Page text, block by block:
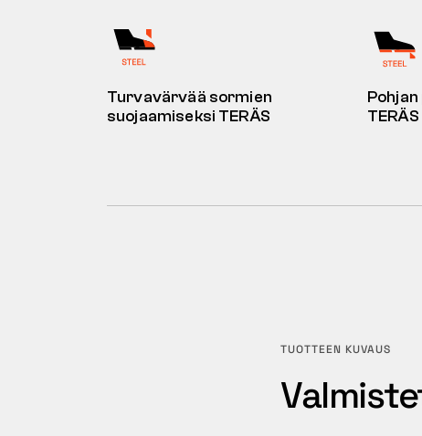
Turvavärvää sormien
suojaamiseksi TERÄS
TERÄS
TUOTTEEN KUVAUS